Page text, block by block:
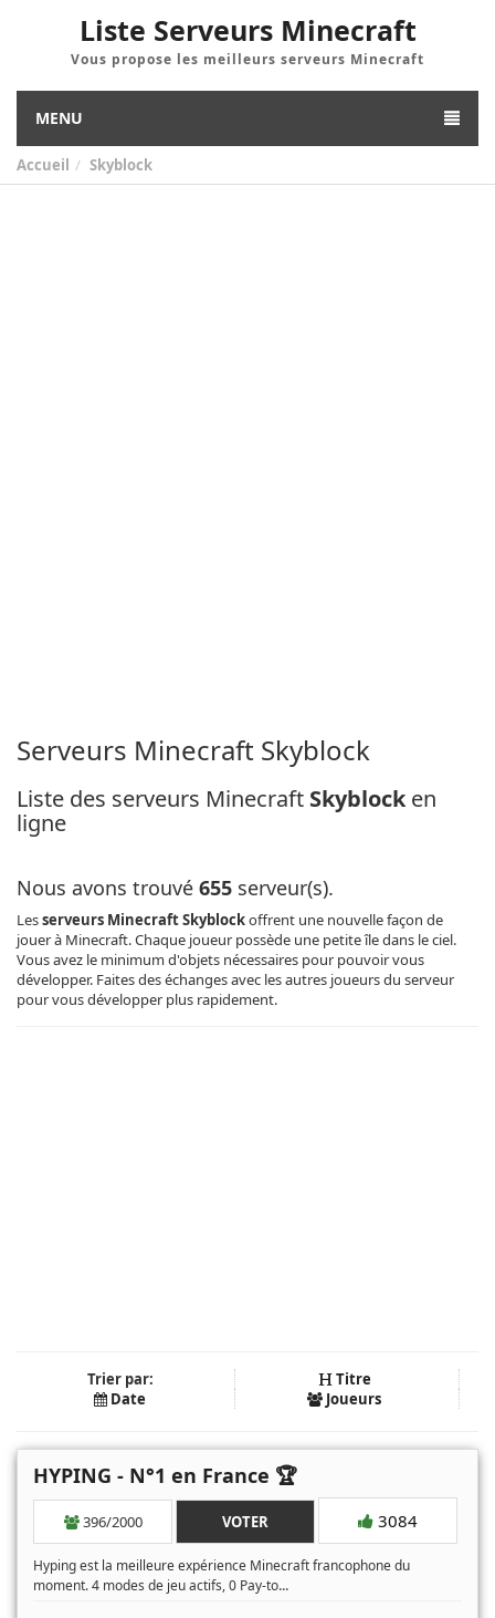
Liste Serveurs Minecraft
Vous propose les meilleurs serveurs Minecraft
MENU
Accueil Skyblock
Serveurs Minecraft Skyblock
Liste des serveurs Minecraft Skyblock en
ligne
Nous avons trouvé 655 serveur(s).
Lesserveurs Minecraft Skyblockoffrent une nouvelle façon de
jouer à Minecraft. Chaque joueur possède une petite île dans le ciel.
Vous avez le minimum d'objets nécessaires pour pouvoir vous
développer. Faites des échanges avec les autres joueurs du serveur
pour vous développer plus rapidement.
Trier par:
Titre
Date
Joueurs
HYPING - N°1 en France 🏆
396/2000 VOTER 3084
Hyping est la meilleure expérience Minecraft francophone du
moment. 4 modes de jeu actifs, 0 Pay-to...